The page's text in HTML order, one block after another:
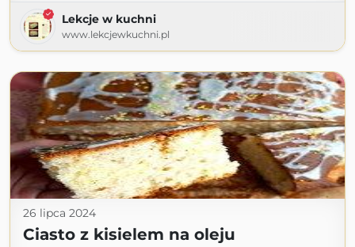
Lekcje w kuchni
www.lekcjewkuchni.pl
26 lipca 2024
Ciasto z kisielem na oleju